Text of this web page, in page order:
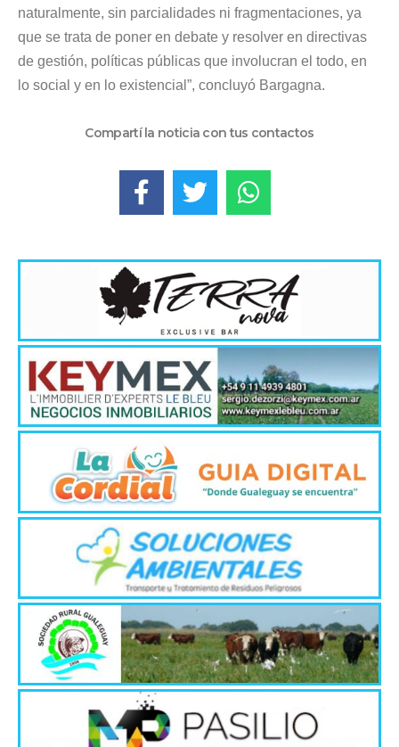
naturalmente, sin parcialidades ni fragmentaciones, ya
que se trata de poner en debate y resolver en directivas
de gestión, políticas públicas que involucran el todo, en
lo social y en lo existencial”, concluyó Bargagna.
Compartí la noticia con tus contactos